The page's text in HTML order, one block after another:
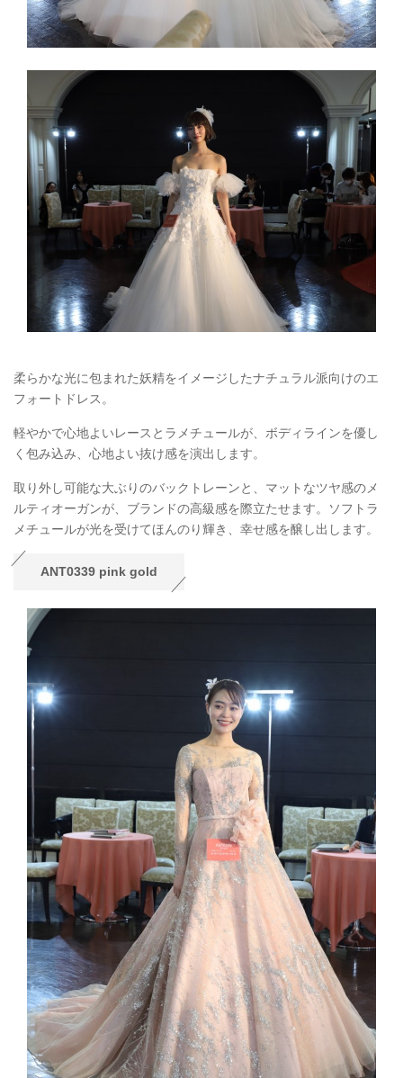
柔らかな光に包まれた妖精をイメージしたナチュラル派向けのエ
フォートドレス。
軽やかで心地よいレースとラメチュールが、ボディラインを優し
く包み込み、心地よい抜け感を演出します。
取り外し可能な大ぶりのバックトレーンと、マットなツヤ感のメ
ルティオーガンが、ブランドの高級感を際立たせます。ソフトラ
メチュールが光を受けてほんのり輝き、幸せ感を醸し出します。
ANT0339 pink gold